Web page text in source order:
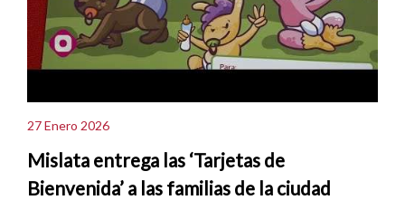
27 Enero 2026
Mislata entrega las ‘Tarjetas de
Bienvenida’ a las familias de la ciudad